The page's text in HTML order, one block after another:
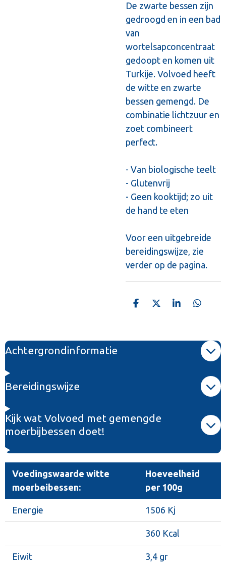
De zwarte bessen zijn
gedroogd en in een bad
van
wortelsapconcentraat
gedoopt en komen uit
Turkije. Volvoed heeft
de witte en zwarte
bessen gemengd. De
combinatie lichtzuur en
zoet combineert
perfect.
- Van biologische teelt
- Glutenvrij
- Geen kooktijd; zo uit
de hand te eten
Voor een uitgebreide
bereidingswijze, zie
verder op de pagina.
D
n
D
S
e
D
n
Achtergrondinformatie
Bereidingswijze
Kijk wat Volvoed met gemengde
moerbijbessen doet!
Voedingswaarde witte
moerbeibessen:
Hoeveelheid
per 100g
Energie 1506 Kj
360 Kcal
Eiwit 3,4 gr